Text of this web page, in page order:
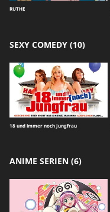
RUTHE
SEXY COMEDY (10)
18 und immer noch Jungfrau
ANIME SERIEN (6)